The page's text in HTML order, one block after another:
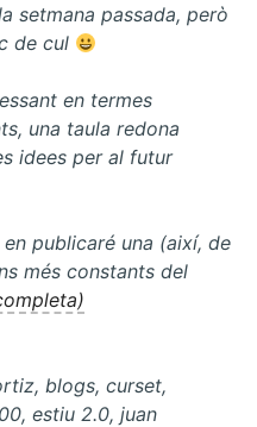
setmana passada, però
de cul
en termes
una taula redona
idees per al futur
publicaré una (així, de
més constants del
blogs, curset,
estiu 2.0, juan